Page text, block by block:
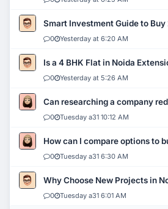
Smart Investment Guide to Buy
0 Yesterday at 6:20 AM
Is a 4 BHK Flat in Noida
0 Yesterday at 5:26 AM
Can researching a company
0 Tuesday a31 10:12 AM
How can I compare options to
0 Tuesday a31 6:30 AM
Why Choose New Projects in
0 Tuesday a31 6:01 AM